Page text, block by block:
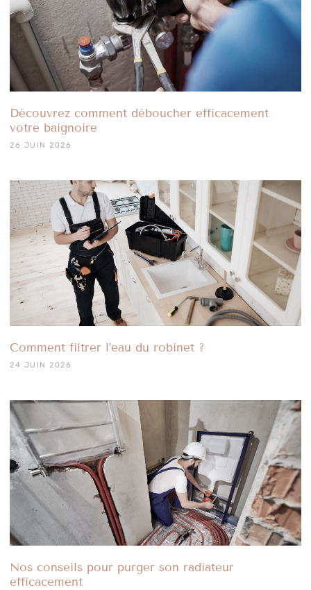
Découvrez comment déboucher efficacement
votre baignoire
26 JUIN 2026
Comment filtrer l’eau du robinet ?
24 JUIN 2026
Nos conseils pour purger son radiateur
efficacement